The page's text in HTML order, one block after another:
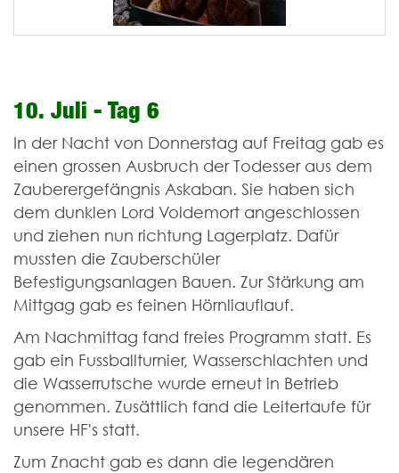
10. Juli - Tag 6
In der Nacht von Donnerstag auf Freitag gab es
einen grossen Ausbruch der Todesser aus dem
Zauberergefängnis Askaban. Sie haben sich
dem dunklen Lord Voldemort angeschlossen
und ziehen nun richtung Lagerplatz. Dafür
mussten die Zauberschüler
Befestigungsanlagen Bauen. Zur Stärkung am
Mittgag gab es feinen Hörnliauflauf.
Am Nachmittag fand freies Programm statt. Es
gab ein Fussballturnier, Wasserschlachten und
die Wasserrutsche wurde erneut in Betrieb
genommen. Zusättlich fand die Leitertaufe für
unsere HF's statt.
Zum Znacht gab es dann die legendären